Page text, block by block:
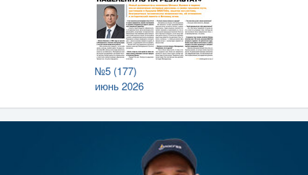
№5 (177)
июнь 2026